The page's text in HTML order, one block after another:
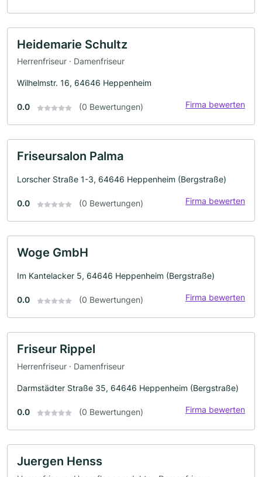
Heidemarie Schultz
Herrenfriseur · Damenfriseur
Wilhelmstr. 16, 64646 Heppenheim
0.0 (0 Bewertungen) Firma bewerten
Friseursalon Palma
Lorscher Straße 1-3, 64646 Heppenheim (Bergstraße)
0.0 (0 Bewertungen) Firma bewerten
Woge GmbH
Im Kantelacker 5, 64646 Heppenheim (Bergstraße)
0.0 (0 Bewertungen) Firma bewerten
Friseur Rippel
Herrenfriseur · Damenfriseur
Darmstädter Straße 35, 64646 Heppenheim (Bergstraße)
0.0 (0 Bewertungen) Firma bewerten
Juergen Henss